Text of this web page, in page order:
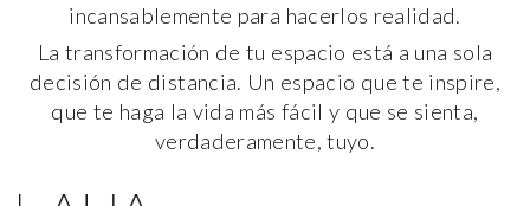
incansablemente para hacerlos realidad.
La transformación de tu espacio está a una sola
decisión de distancia. Un espacio que te inspire,
que te haga la vida más fácil y que se sienta,
verdaderamente, tuyo.